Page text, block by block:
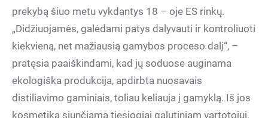
prekybą šiuo metu vykdantys 18 – oje ES rinkų.
„Didžiuojamės, galėdami patys dalyvauti ir kontroliuoti
kiekvieną, net mažiausią gamybos proceso dalį“, –
pratęsia paaiškindami, kad jų soduose auginama
ekologiška produkcija, apdirbta nuosavais
distiliavimo gaminiais, toliau keliauja į gamyklą. Iš jos
kosmetika siunčiama tiesiogiai galutiniam vartotojui.